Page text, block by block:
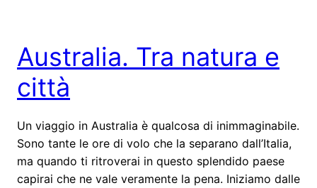
Australia. Tra natura e
città
Un viaggio in Australia è qualcosa di inimmaginabile.
Sono tante le ore di volo che la separano dall’Italia,
ma quando ti ritroverai in questo splendido paese
capirai che ne vale veramente la pena. Iniziamo dalle